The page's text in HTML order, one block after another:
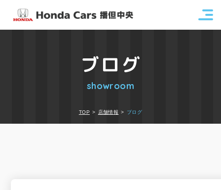
ブログ
showroom
TOP 店舗情報 ブログ